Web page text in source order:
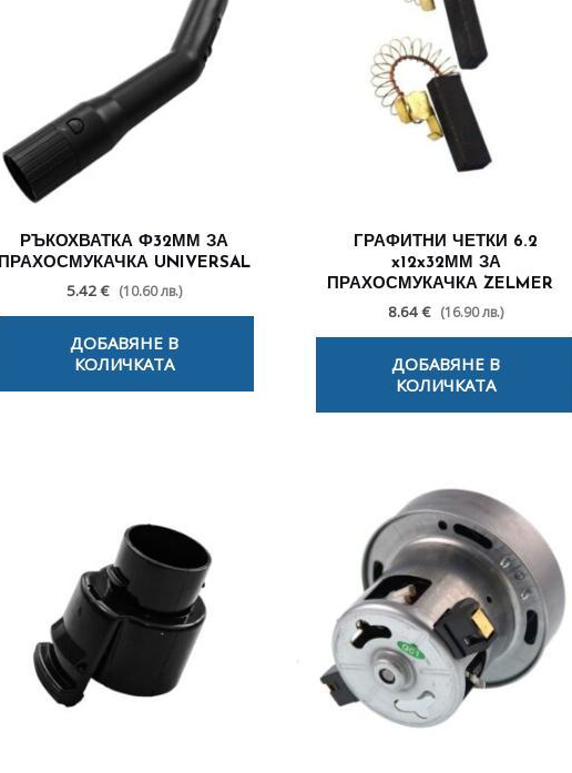
РЪКОХВАТКА Ф32ММ ЗА
ПРАХОСМУКАЧКА UNIVERSAL
5.42 € (10.60 лв.)
ДОБАВЯНЕ В
КОЛИЧКАТА
ГРАФИТНИ ЧЕТКИ 6.2
x12x32ММ ЗА
ПРАХОСМУКАЧКА ZELMER
8.64 € (16.90 лв.)
ДОБАВЯНЕ В
КОЛИЧКАТА